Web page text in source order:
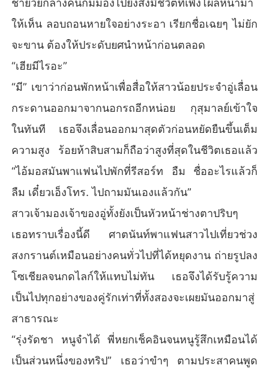
ชายวัยกลางคนก้มมองไปยังสิ่งมีชีวิตที่เพิ่งโผล่หน้ามา
ให้เห็น ลอบถอนหายใจอย่างระอา เรียกชื่อเฉยๆ ไม่ยัก
จะขาน ต้องให้ประดับยศนำหน้าก่อนตลอด
“เฮียมีไรอะ”
“มี” เขาว่าก่อนพักหน้าเพื่อสื่อให้สาวน้อยประจำอู่เลื่อน
กระดานออกมาจากนอกรถอีกหน่อย กุสุมาลย์เข้าใจ
ในทันที เธอจึงเลื่อนออกมาสุดตัวก่อนหยัดยืนขึ้นเต็ม
ความสูง ร้อยห้าสิบสามก็ถือว่าสูงที่สุดในชีวิตเธอแล้ว
“ไอ้มอสมันพาแฟนไปพักที่รีสอร์ท อืม ชื่ออะไรแล้วก็
ลืม เดี๋ยวเอ็งโทร. ไปถามมันเองแล้วกัน”
สาวเจ้ามองเจ้าของอู่ทั้งยังเป็นหัวหน้าช่างตาปริบๆ
เธอทราบเรื่องนี้ดี ศาตนันท์พาแฟนสาวไปเที่ยวช่วง
สงกรานต์เหมือนอย่างคนทั่วไปที่ได้หยุดงาน ถ่ายรูปลง
โซเชียลจนกดไลก์ให้แทบไม่ทัน เธอจึงได้รับรู้ความ
เป็นไปทุกอย่างของคู่รักเท่าที่ทั้งสองจะเผยมันออกมาสู่
สาธารณะ
“รุ่งรัดชา หนูจำได้ พี่หยกเช็คอินจนหนูรู้สึกเหมือนได้
เป็นส่วนหนึ่งของทริป” เธอว่าขำๆ ตามประสาคนพูด